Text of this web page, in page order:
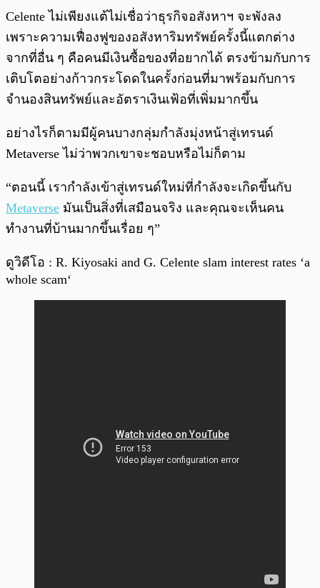
Celente ไม่เพียงแต้ไม่เชื่อว่าธุรกิจอสังหาฯ จะพังลง
เพราะความเฟื่องฟูของอสังหาริมทรัพย์ครั้งนี้แตกต่าง
จากที่อื่น ๆ คือคนมีเงินซื้อของที่อยากได้ ตรงข้ามกับการ
เติบโตอย่างก้าวกระโดดในครั้งก่อนที่มาพร้อมกับการ
จำนองสินทรัพย์และอัตราเงินเฟ้อที่เพิ่มมากขึ้น
อย่างไรก็ตามมีผู้คนบางกลุ่มกำลังมุ่งหน้าสู่เทรนด์
Metaverse ไม่ว่าพวกเขาจะชอบหรือไม่ก็ตาม
“ตอนนี้ เรากำลังเข้าสู่เทรนด์ใหม่ที่กำลังจะเกิดขึ้นกับ
Metaverse มันเป็นสิ่งที่เสมือนจริง และคุณจะเห็นคน
ทำงานที่บ้านมากขึ้นเรื่อย ๆ”
ดูวิดีโอ : R. Kiyosaki and G. Celente slam interest rates ‘a
whole scam‘